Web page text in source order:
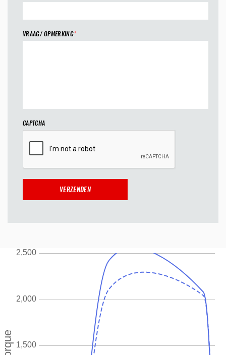
VRAAG/ OPMERKING*
CAPTCHA